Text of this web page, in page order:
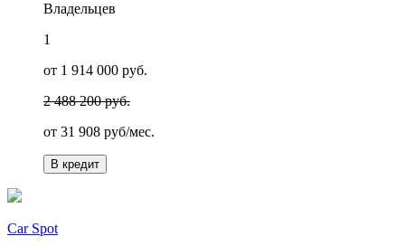
Владельцев
1
от 1 914 000 руб.
2 488 200 руб.
от 31 908 руб/мес.
В кредит
Car Spot